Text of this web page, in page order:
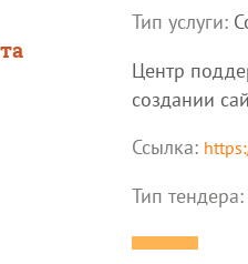
Тип услуги:
Центр
создании
Ссылка:
Тип тендера: